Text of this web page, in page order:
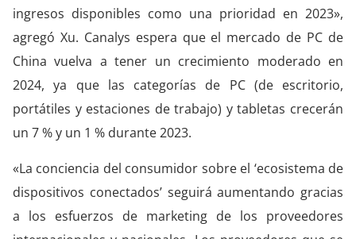
ingresos disponibles como una prioridad en 2023»,
agregó Xu. Canalys espera que el mercado de PC de
China vuelva a tener un crecimiento moderado en
2024, ya que las categorías de PC (de escritorio,
portátiles y estaciones de trabajo) y tabletas crecerán
un 7 % y un 1 % durante 2023.
«La conciencia del consumidor sobre el ‘ecosistema de
dispositivos conectados’ seguirá aumentando gracias
a los esfuerzos de marketing de los proveedores